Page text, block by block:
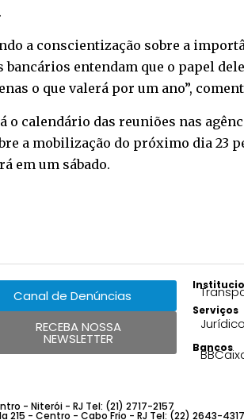
.
a conscientização sobre a
entendam que o papel
o que valerá por um ano”,
o calendário das reuniões nas
a mobilização do próximo dia 23
em um sábado.
Canal de Denúncias
RECEBA NOSSA
NEWSLETTER
Serviços
Jurídico
Bancos
BB
- Niterói - RJ Tel: (21) 2717-2157
215 - Centro - Cabo Frio - RJ Tel: (22) 2643-4317